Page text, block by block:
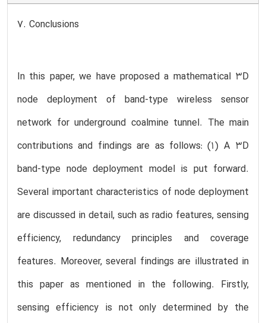
7. Conclusions
In this paper, we have proposed a mathematical 3D
node deployment of band-type wireless sensor
network for underground coalmine tunnel. The main
contributions and findings are as follows: (1) A 3D
band-type node deployment model is put forward.
Several important characteristics of node deployment
are discussed in detail, such as radio features, sensing
efficiency, redundancy principles and coverage
features. Moreover, several findings are illustrated in
this paper as mentioned in the following. Firstly,
sensing efficiency is not only determined by the